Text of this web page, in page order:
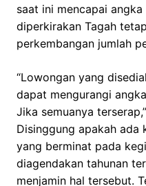
saat ini mencapai
diperkirakan Tagah
perkembangan jumlah
“Lowongan yang
dapat mengurangi
Jika semuanya
Disinggung apakah ada
yang berminat pada
diagendakan tahunan
menjamin hal tersebut.